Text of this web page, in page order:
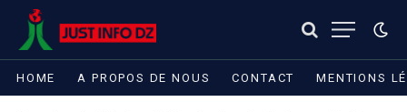
HOME A PROPOS DE NOUS CONTACT MENTIONS